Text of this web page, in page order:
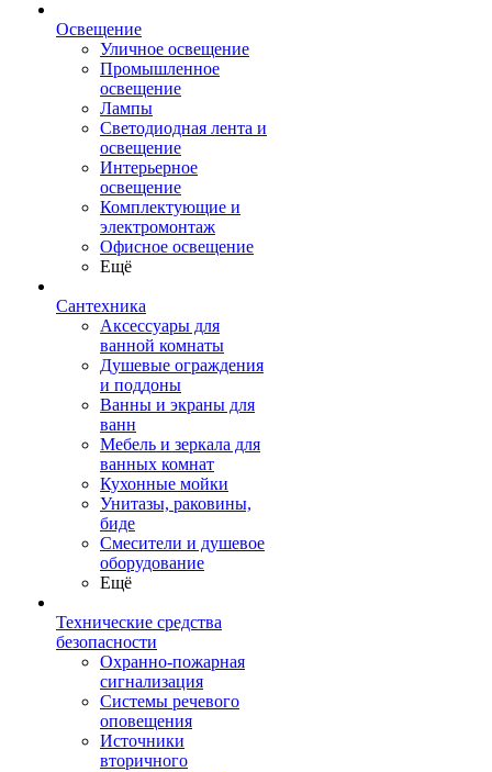
Освещение
Уличное освещение
Промышленное
освещение
Лампы
Светодиодная лента и
освещение
Интерьерное
освещение
Комплектующие и
электромонтаж
Офисное освещение
Ещё
Сантехника
Аксессуары для
ванной комнаты
Душевые ограждения
и поддоны
Ванны и экраны для
ванн
Мебель и зеркала для
ванных комнат
Кухонные мойки
Унитазы, раковины,
биде
Смесители и душевое
оборудование
Ещё
Технические средства
безопасности
Охранно-пожарная
сигнализация
Системы речевого
оповещения
Источники
вторичного